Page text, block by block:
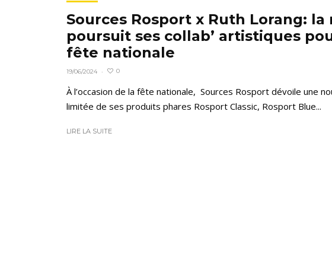
Sources Rosport x Ruth Lorang: la
poursuit ses collab’ artistiques
fête nationale
19/06/2024 · 0
À l’occasion de la fête nationale, Sources Rosport dévoile une
limitée de ses produits phares Rosport Classic, Rosport Blue...
LIRE LA SUITE